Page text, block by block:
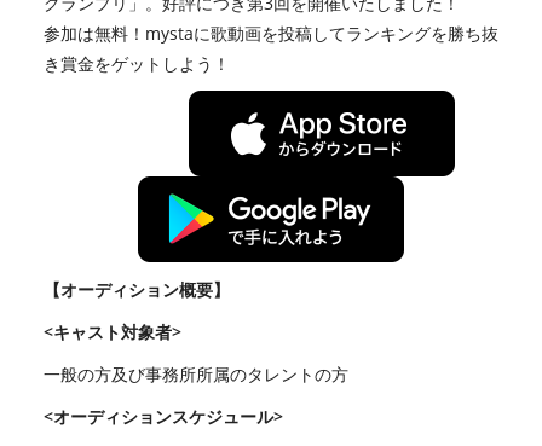
参加は無料！mystaに歌動画を投稿してランキングを勝ち抜
き賞金をゲットしよう！
【オーディション概要】
<キャスト対象者>
一般の方及び事務所所属のタレントの方
<オーディションスケジュール>